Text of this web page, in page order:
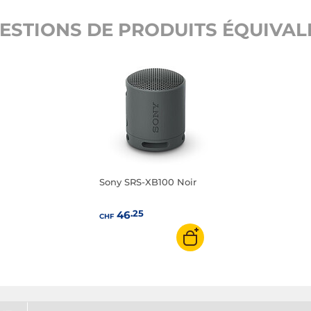
DE PRODUITS
Sony SRS-XB100 Noir
CHF46.25